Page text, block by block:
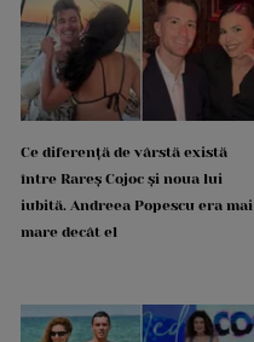
Ce diferență de vârstă există
între Rareș Cojoc și noua lui
iubită. Andreea Popescu era mai
mare decât el